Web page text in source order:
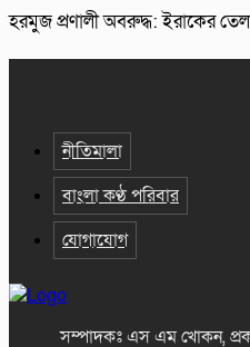
হরমুজ প্রণালী অবরুদ্ধ: ইরাকের
নীতিমালা
বাংলা কণ্ঠ পরিবার
যোগাযোগ
সম্পাদকঃ এস এম খোকন,